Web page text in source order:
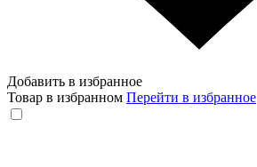
Добавить в избранное
Товар в избранном Перейти в избранное